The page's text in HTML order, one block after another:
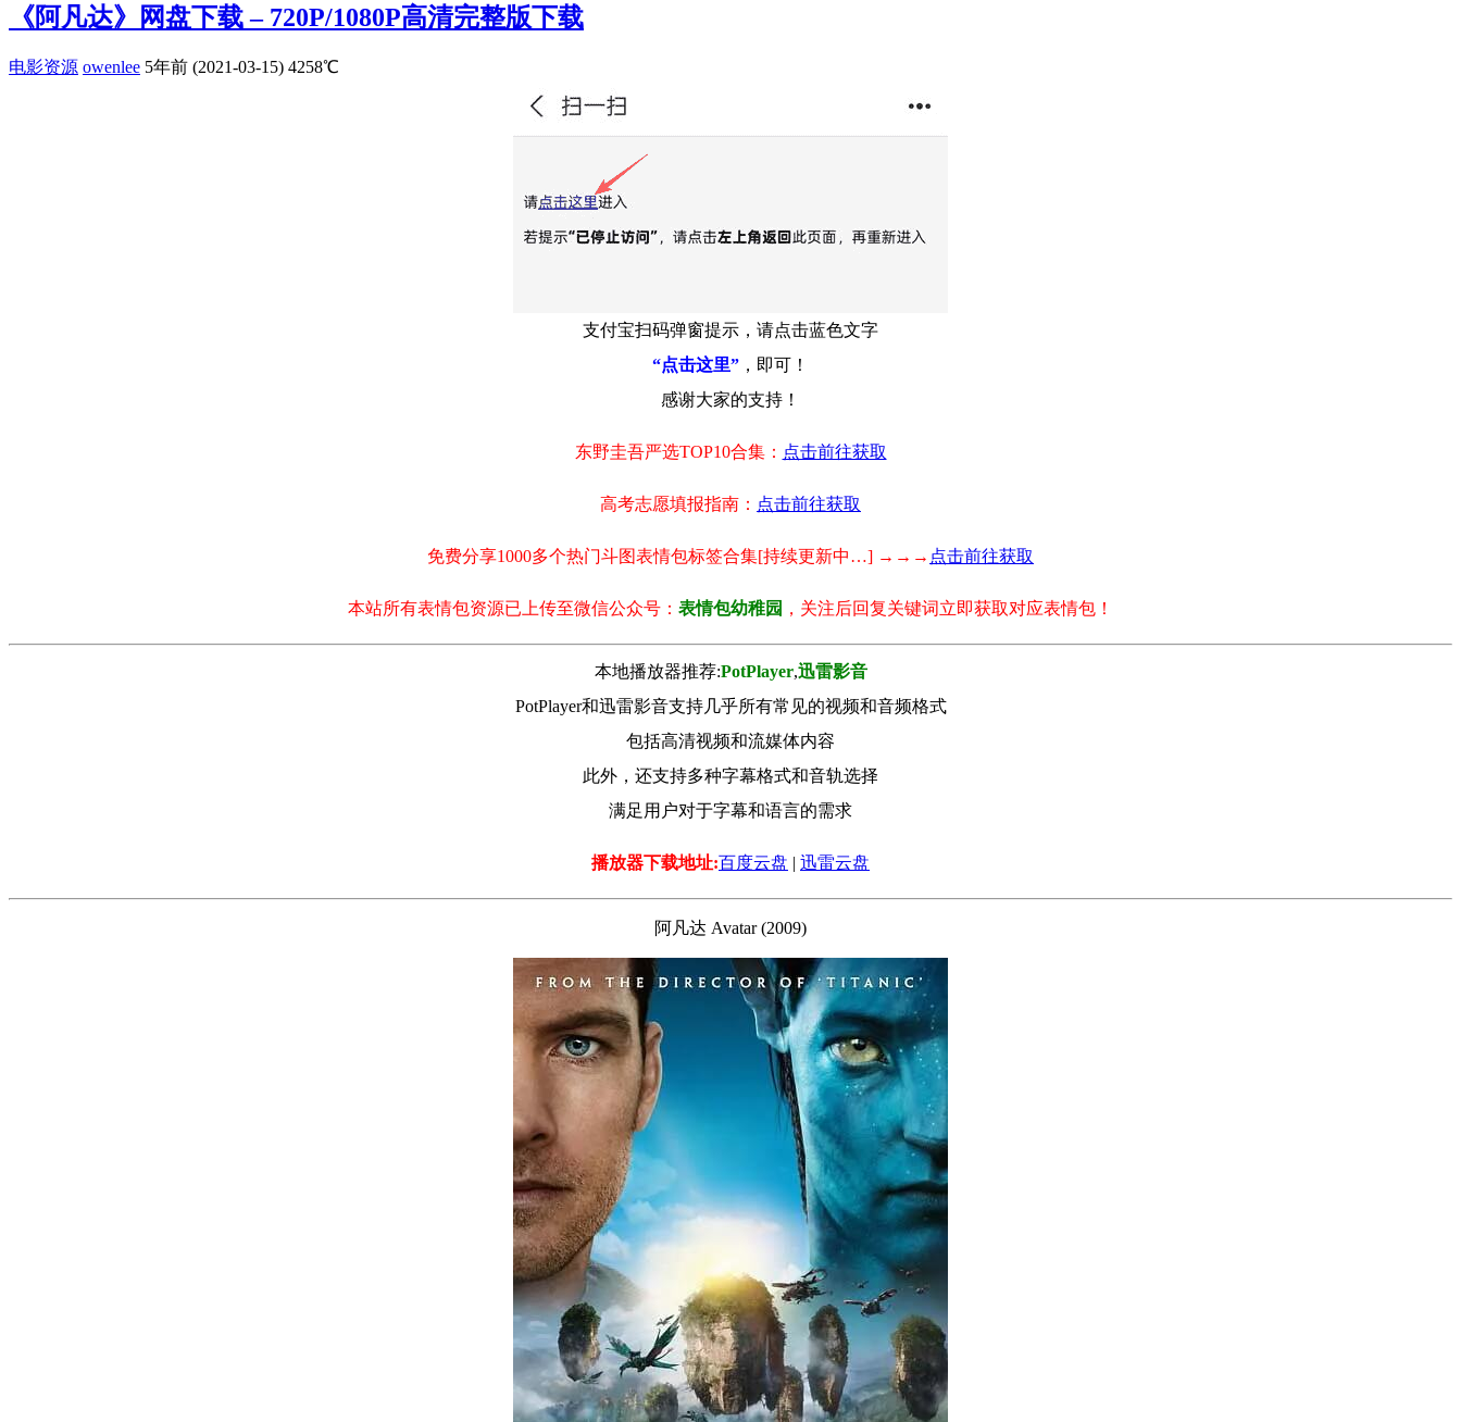
《阿凡达》网盘下载 – 720P/1080P高清完整版下载
电影资源 owenlee 5年前 (2021-03-15) 4258℃
支付宝扫码弹窗提示，请点击蓝色文字
“点击这里” ，即可！
感谢大家的支持！
东野圭吾严选TOP10合集： 点击前往获取
高考志愿填报指南： 点击前往获取
免费分享1000多个热门斗图表情包标签合集[持续更新中…] →→→ 点击前往获取
本站所有表情包资源已上传至微信公众号： 表情包幼稚园 ，关注后回复关键词立即获取对应表情包！
本地播放器推荐:РotРlayer,迅雷影音
PotPlayer和迅雷影音支持几乎所有常见的视频和音频格式
包括高清视频和流媒体内容
此外，还支持多种字幕格式和音轨选择
满足用户对于字幕和语言的需求
播放器下载地址:百度云盘 | 迅雷云盘
阿凡达 Avatar (2009)